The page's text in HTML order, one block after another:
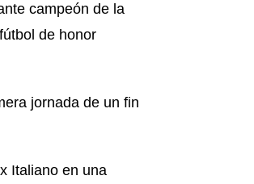
campeón de la
de honor
jornada de un fin
Italiano en una